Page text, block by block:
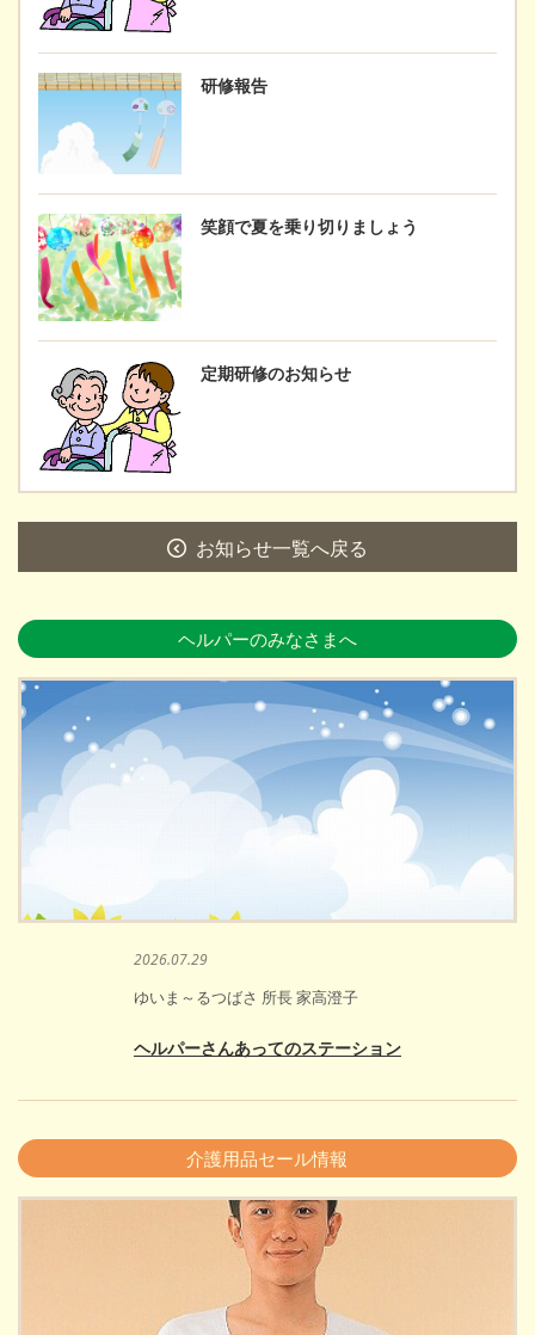
研修報告
笑顔で夏を乗り切りましょう
定期研修のお知らせ
お知らせ一覧へ戻る
ヘルパーのみなさまへ
2026.07.29
ゆいま～るつばさ 所長 家高澄子
ヘルパーさんあってのステーション
介護用品セール情報